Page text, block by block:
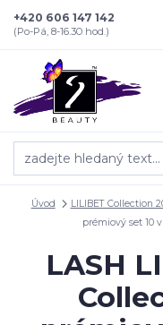
+420 606 147 142
(Po-Pá, 8-16.30 hod.)
Úvod LILIBET Collection
prémiový set 10
LASH